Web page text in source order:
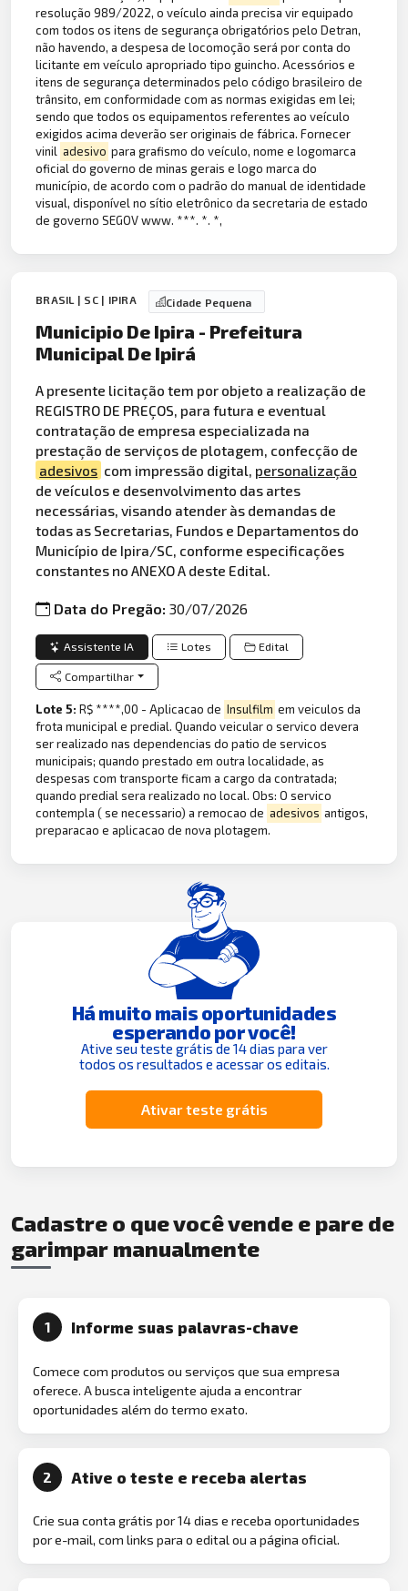
resolução 989/2022, o veículo ainda precisa vir equipado
com todos os itens de segurança obrigatórios pelo Detran,
não havendo, a despesa de locomoção será por conta do
licitante em veículo apropriado tipo guincho. Acessórios e
itens de segurança determinados pelo código brasileiro de
trânsito, em conformidade com as normas exigidas em lei;
sendo que todos os equipamentos referentes ao veículo
exigidos acima deverão ser originais de fábrica. Fornecer
vinil adesivo para grafismo do veículo, nome e logomarca
oficial do governo de minas gerais e logo marca do
município, de acordo com o padrão do manual de identidade
visual, disponível no sítio eletrônico da secretaria de estado
de governo SEGOV www. ***. *. *,
BRASIL | SC | IPIRA Cidade Pequena
Municipio De Ipira - Prefeitura
Municipal De Ipirá
A presente licitação tem por objeto a realização de
REGISTRO DE PREÇOS, para futura e eventual
contratação de empresa especializada na
prestação de serviços de plotagem, confecção de
adesivos com impressão digital, personalização
de veículos e desenvolvimento das artes
necessárias, visando atender às demandas de
todas as Secretarias, Fundos e Departamentos do
Município de Ipira/SC, conforme especificações
constantes no ANEXO A deste Edital.
Data do Pregão:30/07/2026
Assistente IA Lotes Edital
Compartilhar
Lote 5:R$ ****,00 - Aplicacao de Insulfilm em veiculos da
frota municipal e predial. Quando veicular o servico devera
ser realizado nas dependencias do patio de servicos
municipais; quando prestado em outra localidade, as
despesas com transporte ficam a cargo da contratada;
quando predial sera realizado no local. Obs: O servico
contempla ( se necessario) a remocao de adesivos antigos,
preparacao e aplicacao de nova plotagem.
Há muito mais oportunidades
esperando por você!
Ative seu teste grátis de 14 dias para ver
todos os resultados e acessar os editais.
Ativar teste grátis
Cadastre o que você vende e pare de
garimpar manualmente
1 Informe suas palavras-chave
Comece com produtos ou serviços que sua empresa
oferece. A busca inteligente ajuda a encontrar
oportunidades além do termo exato.
2 Ative o teste e receba alertas
Crie sua conta grátis por 14 dias e receba oportunidades
por e-mail, com links para o edital ou a página oficial.